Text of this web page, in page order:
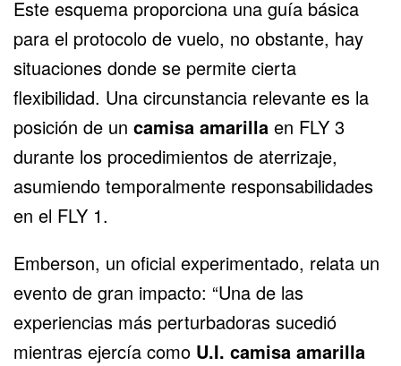
Este esquema proporciona una guía básica
para el protocolo de vuelo, no obstante, hay
situaciones donde se permite cierta
flexibilidad. Una circunstancia relevante es la
posición de un camisa amarilla en FLY 3
durante los procedimientos de aterrizaje,
asumiendo temporalmente responsabilidades
en el FLY 1.
Emberson, un oficial experimentado, relata un
evento de gran impacto: “Una de las
experiencias más perturbadoras sucedió
mientras ejercía como U.I. camisa amarilla